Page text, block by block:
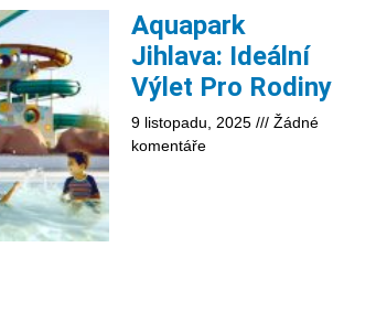
Aquapark
Jihlava: Ideální
Výlet Pro Rodiny
9 listopadu, 2025
Žádné
komentáře